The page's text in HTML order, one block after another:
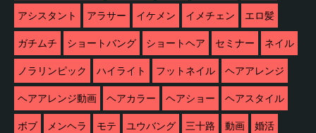
アシスタント アラサー イケメン イメチェン エロ髪
ガチムチ ショートバング ショートヘア セミナー ネイル
ノラリンピック ハイライト フットネイル ヘアアレンジ
ヘアアレンジ動画 ヘアカラー ヘアショー ヘアスタイル
ボブ メンヘラ モテ ユウバング 三十路 動画 婚活